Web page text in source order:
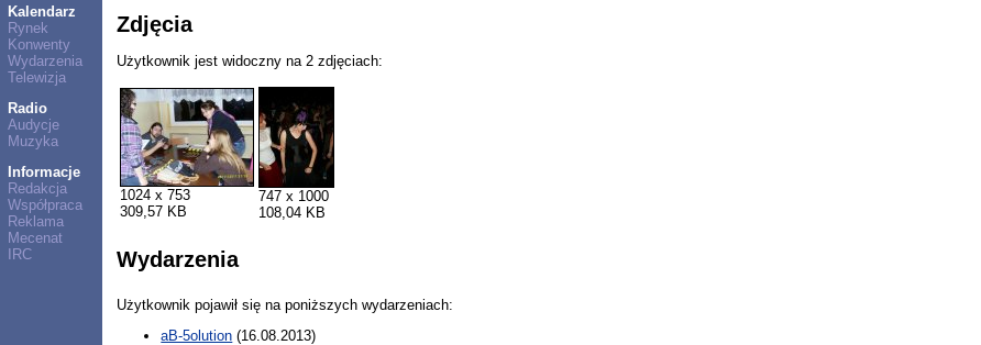
Kalendarz
Rynek
Konwenty
Wydarzenia
Telewizja
Radio
Audycje
Muzyka
Informacje
Redakcja
Współpraca
Reklama
Mecenat
IRC
Zdjęcia
Użytkownik jest widoczny na 2 zdjęciach:
1024 x 753
309,57 KB
747 x 1000
108,04 KB
Wydarzenia
Użytkownik pojawił się na poniższych wydarzeniach:
aB-5olution (16.08.2013)